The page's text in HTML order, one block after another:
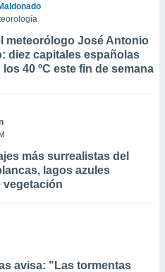
meteorólogo José Antonio
diez capitales españolas
40 ºC este fin de semana
más surrealistas del
lagos azules
vegetación
avisa: "Las tormentas